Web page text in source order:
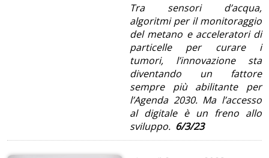
Tra sensori d’acqua,
algoritmi per il monitoraggio
del metano e acceleratori di
particelle per curare i
tumori, l’innovazione sta
diventando un fattore
sempre più abilitante per
l’Agenda 2030. Ma l’accesso
al digitale è un freno allo
sviluppo. 6/3/23